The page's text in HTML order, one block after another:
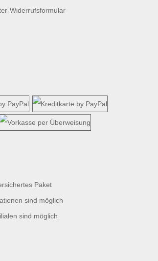
Widerrufsformular
Paket
sind möglich
sind möglich